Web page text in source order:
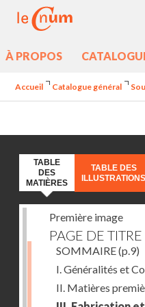
À PROPOS
Accueil Catalogue général
TABLE
DES
MATIÈRES
TABLE DES
ILLUSTRATIONS
Première image
PAGE DE TITRE
SOMMAIRE(p.9)
I. Généralités et
II. Matières